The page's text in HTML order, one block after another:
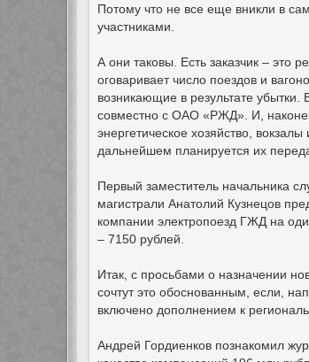
Потому что не все еще вникли в
участниками.
А они таковы. Есть заказчик – это
оговаривает число поездов и
возникающие в результате убытки.
совместно с ОАО «РЖД». И,
энергетическое хозяйство,
дальнейшем планируется их
Первый заместитель начальника
магистрали Анатолий Кузнецов
компании электропоезд ГЖД на
– 7150 рублей.
Итак, с просьбами о назначении
сочтут это обоснованным, если,
включено дополнением к
Андрей Гордиенков познакомил